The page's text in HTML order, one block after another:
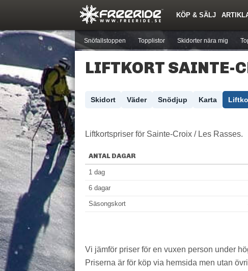
KÖP & SÄLJ
Nyheter Quiz Events
Nya inlägg Forumlista
Snöfallstoppen Topplistor Skidorter nära mig
Skidor Pjäxor
Årets Krasch
LIFTKORT SAINTE-
Skidort Väder Snödjup Karta
Liftkortspriser för Sainte-Croix / Les Rasses.
ANTAL DAGAR
1 dag
6 dagar
Säsongskort
Vi jämför priser för en vuxen person under
Priserna är för köp via hemsida men utan